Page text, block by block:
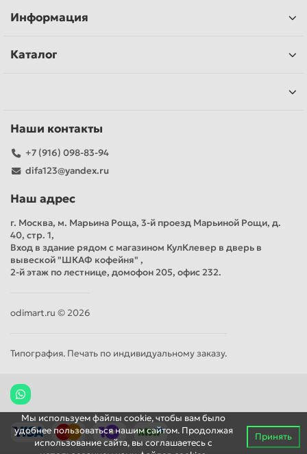
Информация
Каталог
Наши контакты
+7 (916) 098-83-94
difa123@yandex.ru
Наш адрес
г. Москва, м. Марьина Роща, 3-й проезд Марьиной Рощи, д.
40, стр. 1,
Вход в здание рядом с магазином КулКлевер в дверь в
вывеской "ШКАФ кофейня" ,
2-й этаж по лестнице, домофон 205, офис 232.
odimart.ru © 2026
Типография. Печать по индивидуальному заказу.
Мы используем файлы cookie, чтобы вам было
удобнее пользоваться нашим сайтом. Продолжая
использование сайта, вы соглашаетесь c
Принять